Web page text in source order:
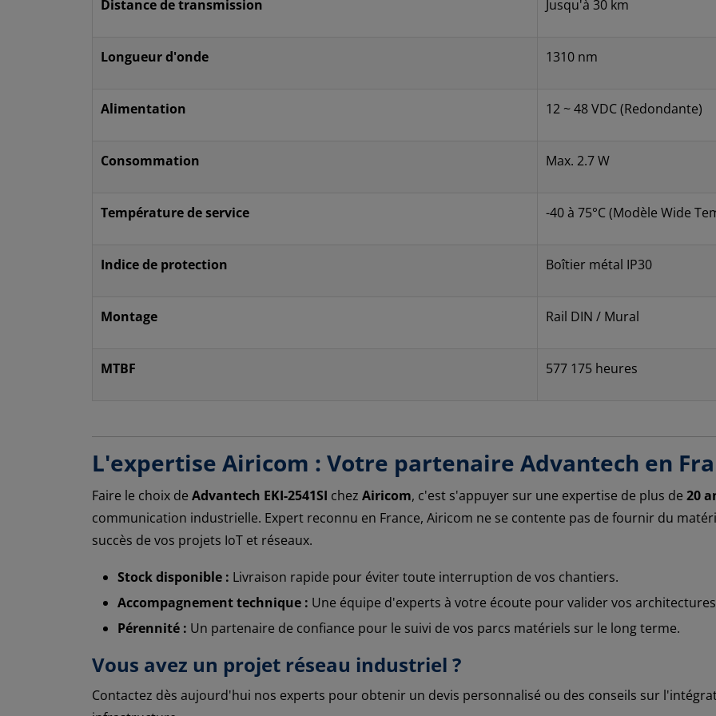
Distance de transmission Jusqu'à 30 km
Longueur d'onde 1310 nm
Alimentation 12 ~ 48 VDC (Redondante)
Consommation Max. 2.7 W
Température de service -40 à 75°C (Modèle Wide
Indice de protection Boîtier métal IP30
Montage Rail DIN / Mural
MTBF 577 175 heures
L'expertise Airicom : Votre partenaire Advantech en
Faire le choix de Advantech EKI-2541SI chez Airicom, c'est s'appuyer sur une expertise de plus de 20
communication industrielle. Expert reconnu en France, Airicom ne se contente pas de fournir du
succès de vos projets IoT et réseaux.
Stock disponible : Livraison rapide pour éviter toute interruption de vos chantiers.
Accompagnement technique : Une équipe d'experts à votre écoute pour valider vos
Pérennité : Un partenaire de confiance pour le suivi de vos parcs matériels sur le long terme.
Vous avez un projet réseau industriel ?
Contactez dès aujourd'hui nos experts pour obtenir un devis personnalisé ou des conseils sur